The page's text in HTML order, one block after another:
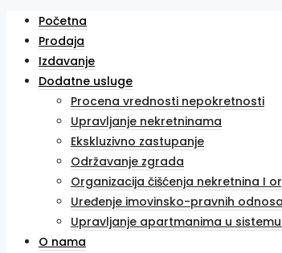
Početna
Prodaja
Izdavanje
Dodatne usluge
Procena vrednosti nepokretnosti
Upravljanje nekretninama
Ekskluzivno zastupanje
Održavanje zgrada
Organizacija čišćenja nekretnina I
Uređenje imovinsko-pravnih
Upravljanje apartmanima u sistemu
O nama